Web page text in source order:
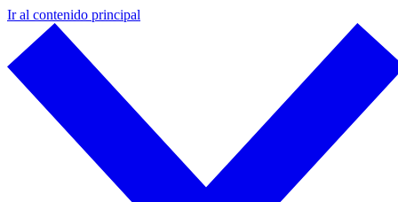
Ir al contenido principal